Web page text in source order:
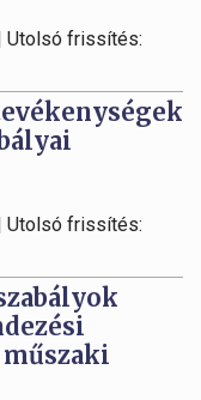
Utolsó frissítés:
Utolsó frissítés: